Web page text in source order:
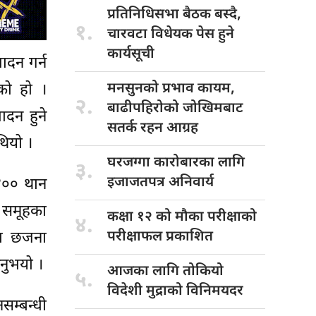
गर्न
हो ।
हुने
।
थान
छजना
।
१.
प्रतिनिधिसभा बैठकबस्दै,
चारवटा विधेयक पेस हुने
कार्यसूची
२.
मनसुनको प्रभावकायम,
बाढीपहिरोको जोखिमबाट
सतर्क रहन आग्रह
३. घरजग्गा कारोबारकालागि
इजाजतपत्र अनिवार्य
४. कक्षा १२ को मौका परीक्षाको
परीक्षाफल प्रकाशित
५. आजका लागितोकियो
विदेशी मुद्राको विनिमयदर